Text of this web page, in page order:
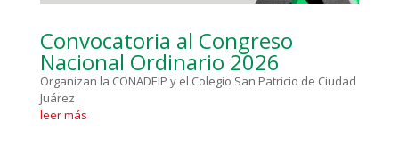
Convocatoria al Congreso
Nacional Ordinario 2026
Organizan la CONADEIP y el Colegio San Patricio de Ciudad
Juárez
leer más